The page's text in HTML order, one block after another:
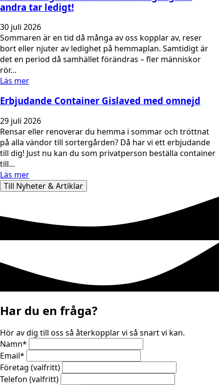
andra tar ledigt!
30 juli 2026
Sommaren är en tid då många av oss kopplar av, reser
bort eller njuter av ledighet på hemmaplan. Samtidigt är
det en period då samhället förändras – fler människor
rör…
Läs mer
Erbjudande Container Gislaved med omnejd
29 juli 2026
Rensar eller renoverar du hemma i sommar och tröttnat
på alla vändor till sortergården? Då har vi ett erbjudande
till dig! Just nu kan du som privatperson beställa container
till…
Läs mer
Till Nyheter & Artiklar
Har du en fråga?
Hör av dig till oss så återkopplar vi så snart vi kan.
Namn*
Email*
Företag (valfritt)
Telefon (valfritt)